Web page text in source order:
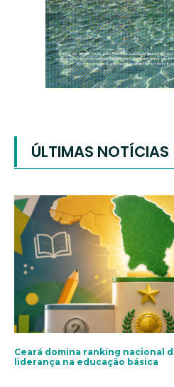
ÚLTIMAS NOTÍCIAS
Ceará domina ranking nacional
liderança na educação básica